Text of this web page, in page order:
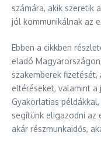
számára, akik szeretik
jól kommunikálnak az
Ebben a cikkben
eladó
szakemberek
eltéréseket, valamint
Gyakorlatias
segítünk eligazodni az
akár részmunkaidős,